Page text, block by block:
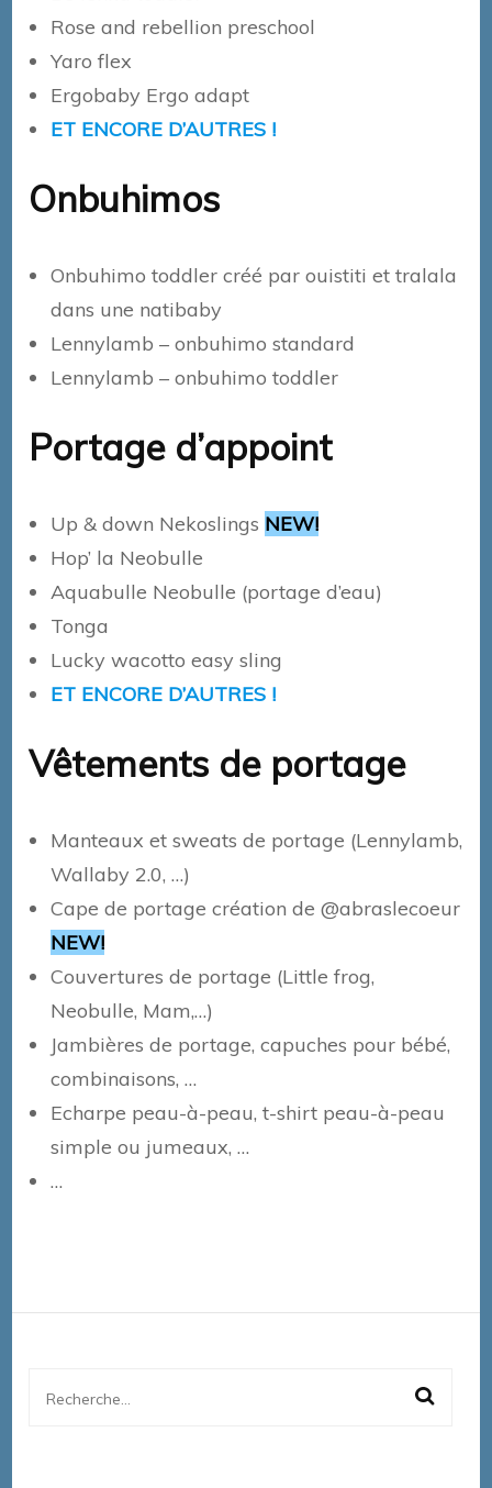
Rose and rebellion preschool
Yaro flex
Ergobaby Ergo adapt
ET ENCORE D’AUTRES !
Onbuhimos
Onbuhimo toddler créé par ouistiti et tralala
dans une natibaby
Lennylamb – onbuhimo standard
Lennylamb – onbuhimo toddler
Portage d’appoint
Up & down Nekoslings NEW!
Hop’ la Neobulle
Aquabulle Neobulle (portage d’eau)
Tonga
Lucky wacotto easy sling
ET ENCORE D’AUTRES !
Vêtements de portage
Manteaux et sweats de portage (Lennylamb,
Wallaby 2.0, …)
Cape de portage création de @abraslecoeur
NEW!
Couvertures de portage (Little frog,
Neobulle, Mam,…)
Jambières de portage, capuches pour bébé,
combinaisons, …
Echarpe peau-à-peau, t-shirt peau-à-peau
simple ou jumeaux, …
…
Rechercher :